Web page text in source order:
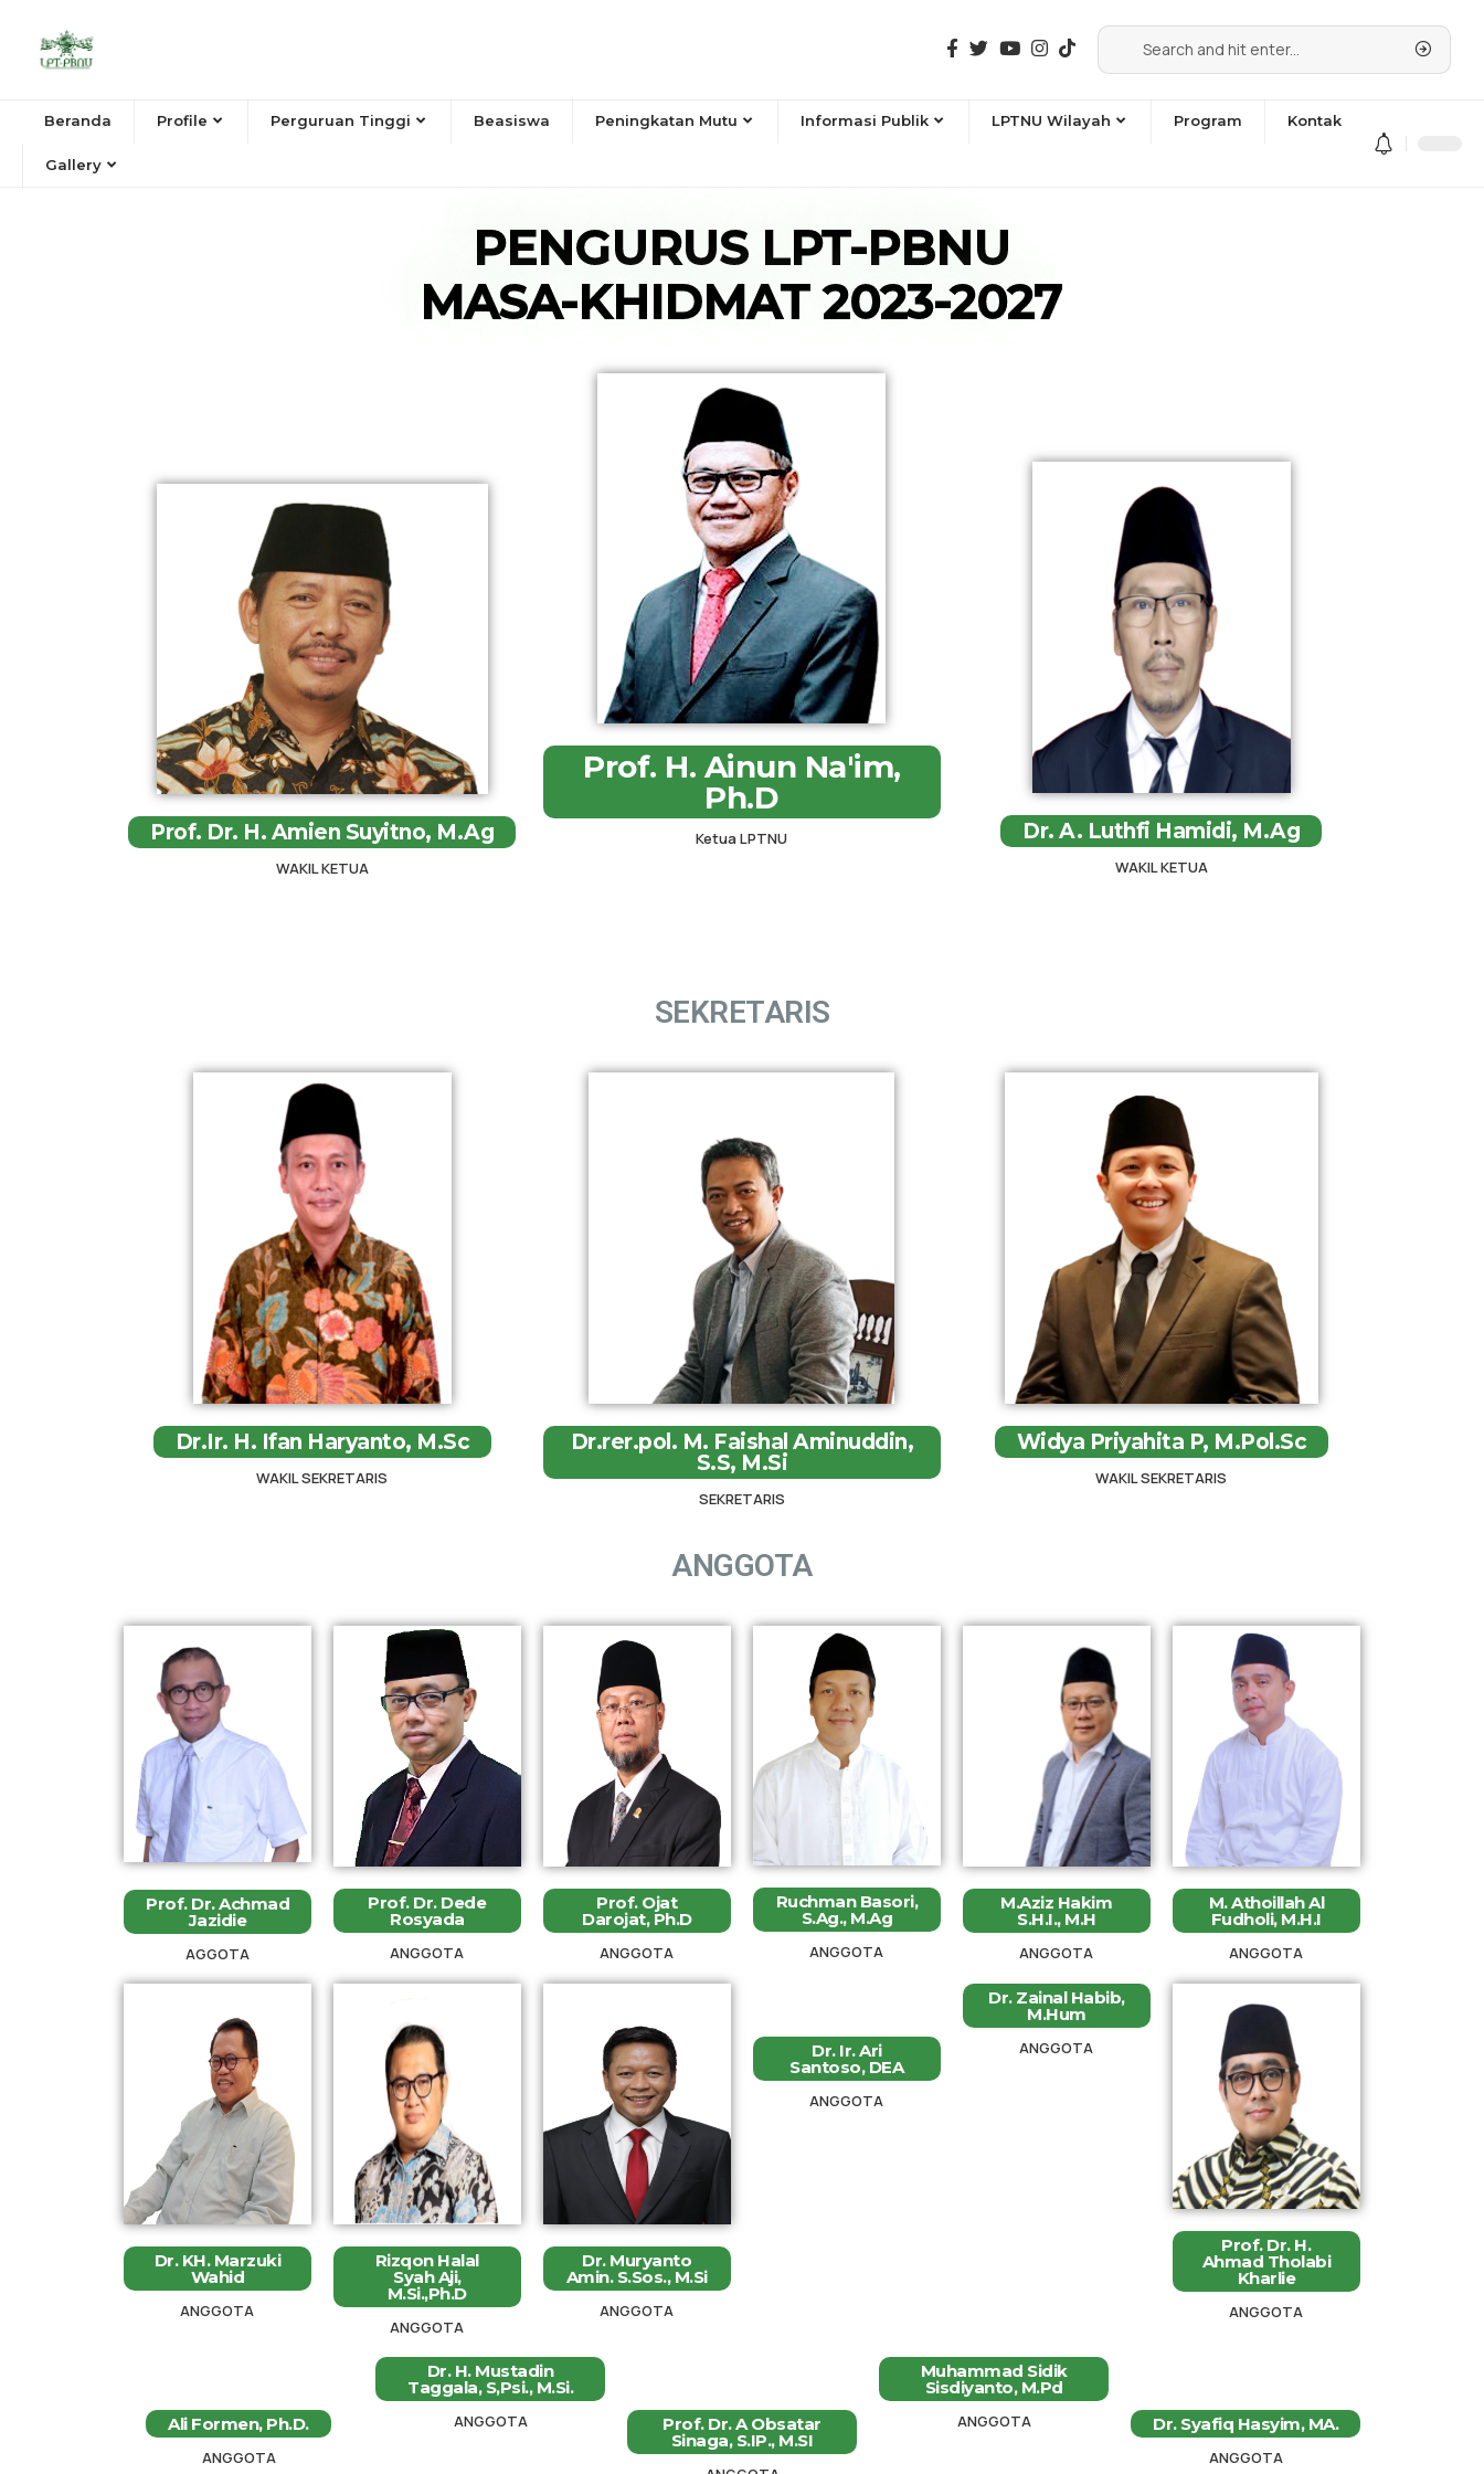
Beranda Profile Perguruan Tinggi Beasiswa Peningkatan Mutu Informasi Publik LPTNU Wilayah Program Kontak
Gallery
PENGURUS LPT-PBNU
MASA-KHIDMAT 2023-2027
Prof. Dr. H. Amien Suyitno, M.Ag
WAKIL KETUA
Prof. H. Ainun Na'im,
Ph.D
Ketua LPTNU Dr. A. Luthfi Hamidi, M.Ag
WAKIL KETUA
SEKRETARIS
Dr.Ir. H. Ifan Haryanto, M.Sc
WAKIL SEKRETARIS
Dr.rer.pol. M. Faishal Aminuddin,
S.S, M.Si
SEKRETARIS
Widya Priyahita P, M.Pol.Sc
WAKIL SEKRETARIS
ANGGOTA
Prof. Dr. Achmad
Jazidie
AGGOTA
Prof. Dr. Dede
Rosyada
ANGGOTA
Prof. Ojat
Darojat, Ph.D
ANGGOTA
Ruchman Basori,
S.Ag., M.Ag
ANGGOTA
M.Aziz Hakim
S.H.I., M.H
ANGGOTA
M. Athoillah Al
Fudholi, M.H.I
ANGGOTA
Dr. KH. Marzuki
Wahid
ANGGOTA
Rizqon Halal
Syah Aji,
M.Si.,Ph.D
ANGGOTA
Dr. Muryanto
Amin. S.Sos., M.Si
ANGGOTA
Dr. Ir. Ari
Santoso, DEA
ANGGOTA
Dr. Zainal Habib,
M.Hum
ANGGOTA
Prof. Dr. H.
Ahmad Tholabi
Kharlie
ANGGOTA
Ali Formen, Ph.D.
ANGGOTA
Dr. H. Mustadin
Taggala, S,Psi., M.Si.
ANGGOTA Prof. Dr. A Obsatar
Sinaga, S.IP., M.SI
Muhammad Sidik
Sisdiyanto, M.Pd
ANGGOTA Dr. Syafiq Hasyim, MA.
ANGGOTA